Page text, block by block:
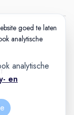
goed te laten
analytische
analytische
en